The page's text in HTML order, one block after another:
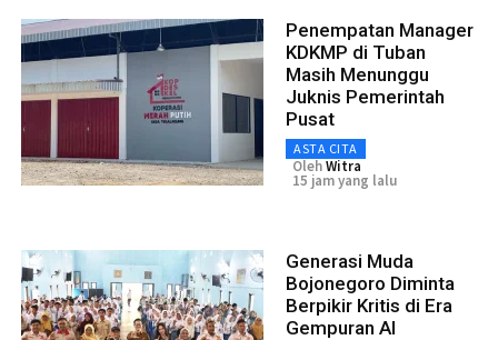
Penempatan Manager
KDKMP di Tuban
Masih Menunggu
Juknis Pemerintah
Pusat
ASTA CITA
OlehWitra
15 jam yang lalu
Generasi Muda
Bojonegoro Diminta
Berpikir Kritis di Era
Gempuran AI